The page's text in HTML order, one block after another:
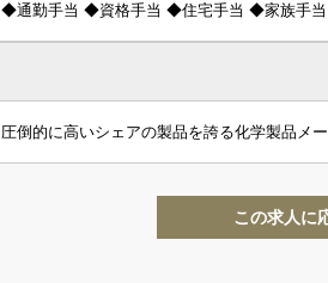
◆通勤手当 ◆資格手当 ◆住宅手当 ◆家族手当
圧倒的に高いシェアの製品を誇る化学製品メ
この求人に